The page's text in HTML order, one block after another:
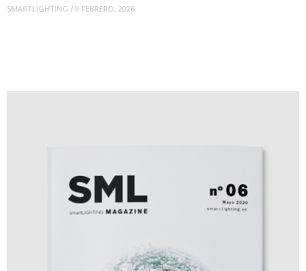
SMARTLIGHTING / 9 FEBRERO, 2026